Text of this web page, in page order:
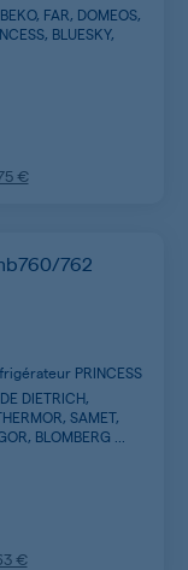
BEKO, FAR, DOMEOS,
BLUESKY,
€
762
PRINCESS
DE DIETRICH,
SAMET,
BLOMBERG ...
€